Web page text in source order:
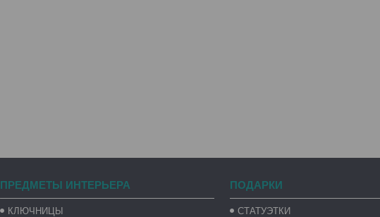
ПРЕДМЕТЫ ИНТЕРЬЕРА
КЛЮЧНИЦЫ
ПОДАРКИ
СТАТУЭТКИ